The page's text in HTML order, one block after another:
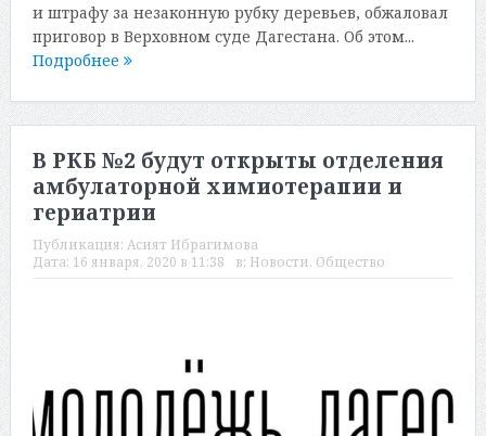
и штрафу за незаконную рубку деревьев, обжаловал
приговор в Верховном суде Дагестана. Об этом...
Подробнее
В РКБ №2 будут открыты отделения
амбулаторной химиотерапии и
гериатрии
Публикация: Асият Ибрагимова
Дата: 16 января, 2020 в 11:38 в: Новости, Общество